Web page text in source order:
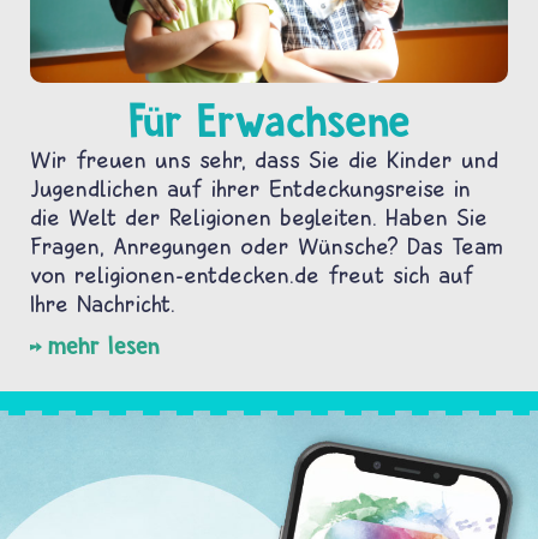
Für Erwachsene
Wir freuen uns sehr, dass Sie die Kinder und
Jugendlichen auf ihrer Entdeckungsreise in
die Welt der Religionen begleiten. Haben Sie
Fragen, Anregungen oder Wünsche? Das Team
von religionen-entdecken.de freut sich auf
Ihre Nachricht.
mehr lesen